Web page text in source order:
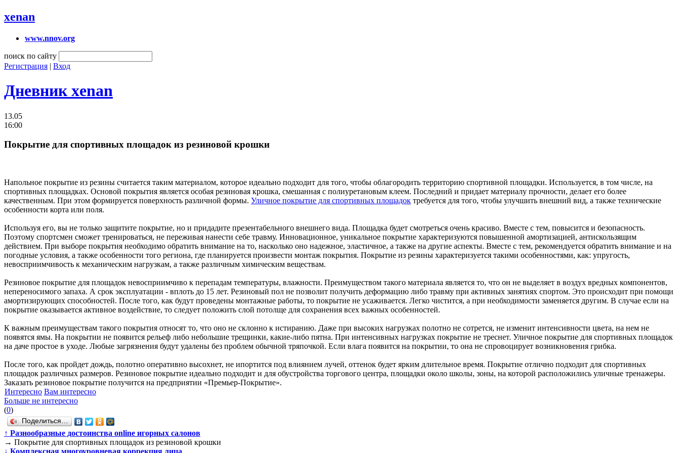
xenan
www.nnov.org
поиск по сайту
Регистрация | Вход
Дневник xenan
13.05
16:00
Покрытие для спортивных площадок из резиновой крошки
Напольное покрытие из резины считается таким материалом, которое идеально подходит для того, чтобы облагородить территорию спортивной площадки. Используется, в том числе, на
спортивных площадках. Основой покрытия является особая резиновая крошка, смешанная с полиуретановым клеем. Последний и придает материалу прочности, делает его более
качественным. При этом формируется поверхность различной формы. Уличное покрытие для спортивных площадок требуется для того, чтобы улучшить внешний вид, а также технические
особенности корта или поля.
Используя его, вы не только защитите покрытие, но и придадите презентабельного внешнего вида. Площадка будет смотреться очень красиво. Вместе с тем, повысится и безопасность.
Поэтому спортсмен сможет тренироваться, не переживая нанести себе травму. Инновационное, уникальное покрытие характеризуются повышенной амортизацией, антискользящим
действием. При выборе покрытия необходимо обратить внимание на то, насколько оно надежное, эластичное, а также на другие аспекты. Вместе с тем, рекомендуется обратить внимание и на
погодные условия, а также особенности того региона, где планируется произвести монтаж покрытия. Покрытие из резины характеризуется такими особенностями, как: упругость,
невосприимчивость к механическим нагрузкам, а также различным химическим веществам.
Резиновое покрытие для площадок невосприимчиво к перепадам температуры, влажности. Преимуществом такого материала является то, что он не выделяет в воздух вредных компонентов,
непереносимого запаха. А срок эксплуатации - вплоть до 15 лет. Резиновый пол не позволит получить деформацию либо травму при активных занятиях спортом. Это происходит при помощи
амортизирующих способностей. После того, как будут проведены монтажные работы, то покрытие не усаживается. Легко чистится, а при необходимости заменяется другим. В случае если на
покрытие оказывается активное воздействие, то следует положить слой потолще для сохранения всех важных особенностей.
К важным преимуществам такого покрытия относят то, что оно не склонно к истиранию. Даже при высоких нагрузках полотно не сотрется, не изменит интенсивности цвета, на нем не
появятся ямы. На покрытии не появится рельеф либо небольшие трещинки, какие-либо пятна. При интенсивных нагрузках покрытие не треснет. Уличное покрытие для спортивных площадок
на даче простое в уходе. Любые загрязнения будут удалены без проблем обычной тряпочкой. Если влага появится на покрытии, то она не спровоцирует возникновения грибка.
После того, как пройдет дождь, полотно оперативно высохнет, не ипортится под влиянием лучей, оттенок будет ярким длительное время. Покрытие отлично подходит для спортивных
площадок различных размеров. Резиновое покрытие идеально подходит и для обустройства торгового центра, площадки около школы, зоны, на которой расположились уличные тренажеры.
Заказать резиновое покрытие получится на предприятии «Премьер-Покрытие».
Интересно Вам интересно
Больше не интересно
(0)
Поделиться…
↑ Разнообразные достоинства online игорных салонов
→ Покрытие для спортивных площадок из резиновой крошки